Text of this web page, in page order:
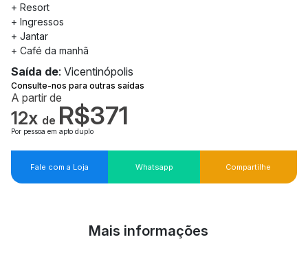
+ Resort
+ Ingressos
+ Jantar
+ Café da manhã
Saída de: Vicentinópolis
Consulte-nos para outras saídas
A partir de
12x de R$371
Por pessoa em apto duplo
Fale com a Loja Whatsapp Compartilhe
Mais informações